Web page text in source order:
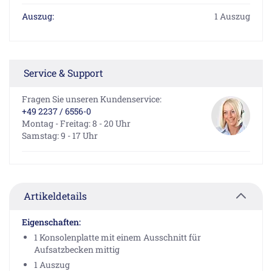
Auszug: 1 Auszug
Service & Support
Fragen Sie unseren Kundenservice:
+49 2237 / 6556-0
Montag - Freitag: 8 - 20 Uhr
Samstag: 9 - 17 Uhr
Artikeldetails
Eigenschaften:
1 Konsolenplatte mit einem Ausschnitt für
Aufsatzbecken mittig
1 Auszug